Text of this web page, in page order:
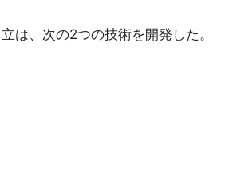
は、次の2つの技術を開発した。